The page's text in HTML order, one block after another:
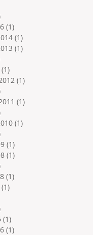
(1)
(1)
(1)
(1)
(1)
(1)
(1)
(1)
(1)
(1)
(1)
(1)
(1)